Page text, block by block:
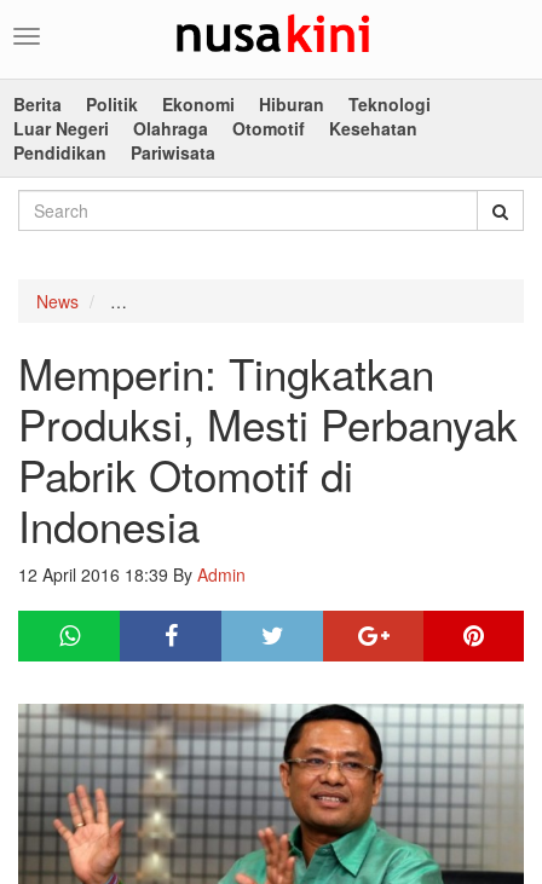
Toggle
Berita
Politik Ekonomi Hiburan
Teknologi
Luar Negeri
Olahraga Otomotif
Kesehatan
Pendidikan
Pariwisata
News
Memperin: Tingkatkan
Produksi, Mesti Perbanyak
Pabrik Otomotif di
Indonesia
12 April 2016 18:39 By Admin